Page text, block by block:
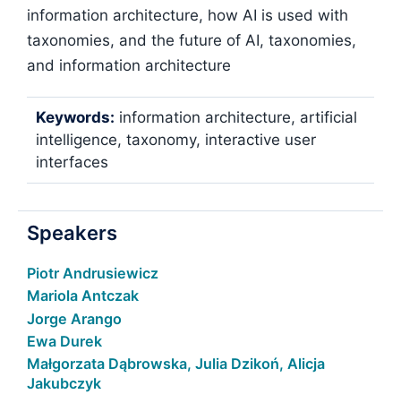
information architecture, how AI is used with
taxonomies, and the future of AI, taxonomies,
and information architecture
Keywords: information architecture, artificial
intelligence, taxonomy, interactive user
interfaces
Speakers
Piotr Andrusiewicz
Mariola Antczak
Jorge Arango
Ewa Durek
Małgorzata Dąbrowska, Julia Dzikoń, Alicja
Jakubczyk